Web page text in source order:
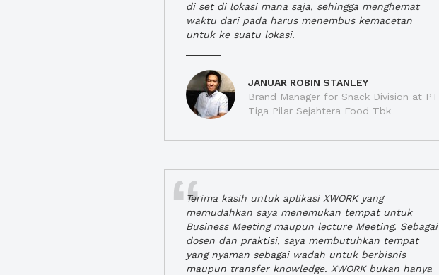
di set di lokasi mana saja, sehingga menghemat
waktu dari pada harus menembus kemacetan
untuk ke suatu lokasi.
JANUAR ROBIN STANLEY
Brand Manager for Snack Division at PT
Tiga Pilar Sejahtera Food Tbk
Terima kasih untuk aplikasi XWORK yang
memudahkan saya menemukan tempat untuk
Business Meeting maupun lecture Meeting. Sebagai
dosen dan praktisi, saya membutuhkan tempat
yang nyaman sebagai wadah untuk berbisnis
maupun transfer knowledge. XWORK bukan hanya